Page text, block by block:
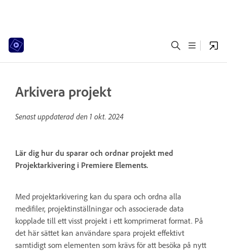
Arkivera projekt
Senast uppdaterad den 1 okt. 2024
Lär dig hur du sparar och ordnar projekt med
Projektarkivering i Premiere Elements.
Med projektarkivering kan du spara och ordna alla
medifiler, projektinställningar och associerade data
kopplade till ett visst projekt i ett komprimerat format. På
det här sättet kan användare spara projekt effektivt
samtidigt som elementen som krävs för att besöka på nytt